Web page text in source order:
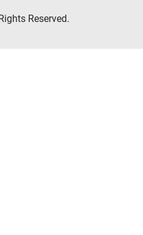
Reserved.